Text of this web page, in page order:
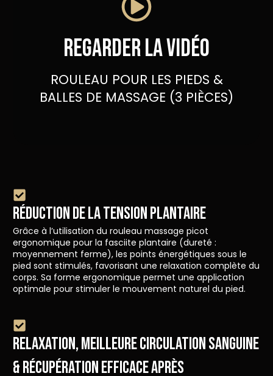
Regarder la vidéo
ROULEAU POUR LES PIEDS &
BALLES DE MASSAGE (3 PIÈCES)
RÉDUCTION DE LA TENSION PLANTAIRE
Grâce à l’utilisation du rouleau massage picot
ergonomique pour la fasciite plantaire (dureté :
moyennement ferme), les points énergétiques sous le
pied sont stimulés, favorisant une relaxation complète du
corps. Sa forme ergonomique permet une application
optimale pour stimuler le mouvement naturel du pied.
RELAXATION, MEILLEURE CIRCULATION SANGUINE
& RÉCUPÉRATION EFFICACE APRÈS